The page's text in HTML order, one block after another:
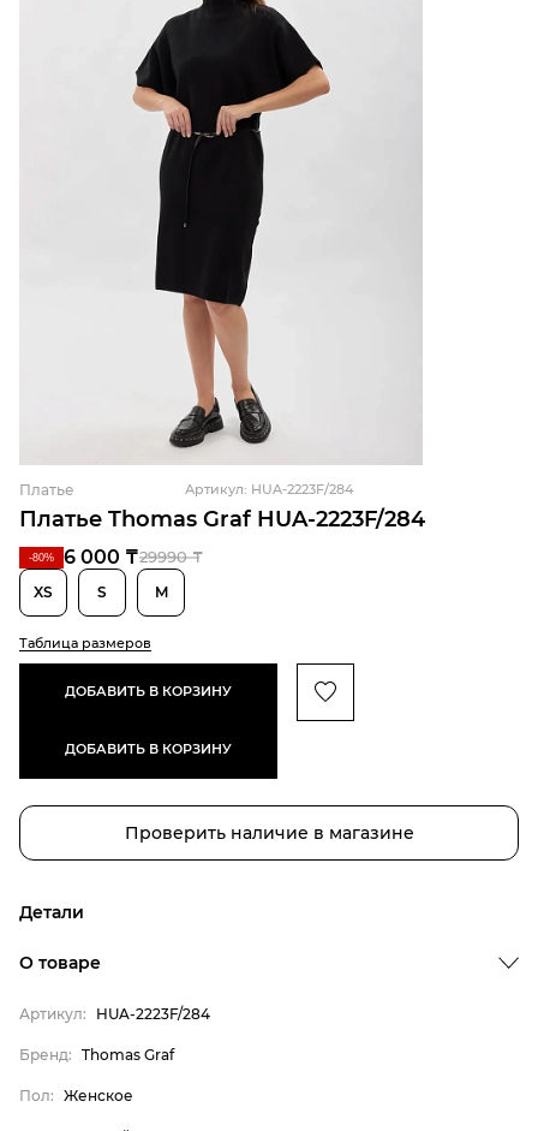
Платье Thomas Graf HUA-2223F/284
Платье Артикул: HUA-2223F/284
29990 ₸
6 000 ₸
-80%
XS S M
Таблица размеров
ДОБАВИТЬ В КОРЗИНУ
ДОБАВИТЬ В КОРЗИНУ
Проверить наличие в магазине
Детали
О товаре
Артикул: HUA-2223F/284
Бренд: Thomas Graf
Пол: Женское